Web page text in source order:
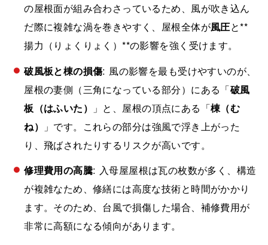
の屋根面が組み合わさっているため、風が吹き込ん
だ際に複雑な渦を巻きやすく、屋根全体が風圧と**
揚力（りょくりょく）**の影響を強く受けます。
破風板と棟の損傷: 風の影響を最も受けやすいのが、
屋根の妻側（三角になっている部分）にある「破風
板（はふいた） 」と、屋根の頂点にある「棟（む
ね） 」です。これらの部分は強風で浮き上がった
り、飛ばされたりするリスクが高いです。
修理費用の高騰: 入母屋屋根は瓦の枚数が多く、構造
が複雑なため、修繕には高度な技術と時間がかかり
ます。そのため、台風で損傷した場合、補修費用が
非常に高額になる傾向があります。